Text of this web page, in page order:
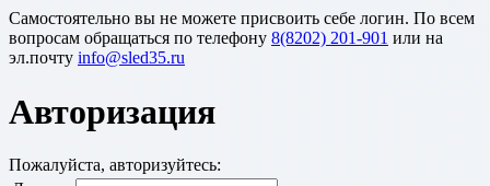
Cамостоятельно вы не можете присвоить себе логин. По всем
вопросам обращаться по телефону 8(8202) 201-901 или на
эл.почту
Авторизация
Пожалуйста, авторизуйтесь: